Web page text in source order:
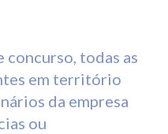
todas as
em território
da empresa
ou